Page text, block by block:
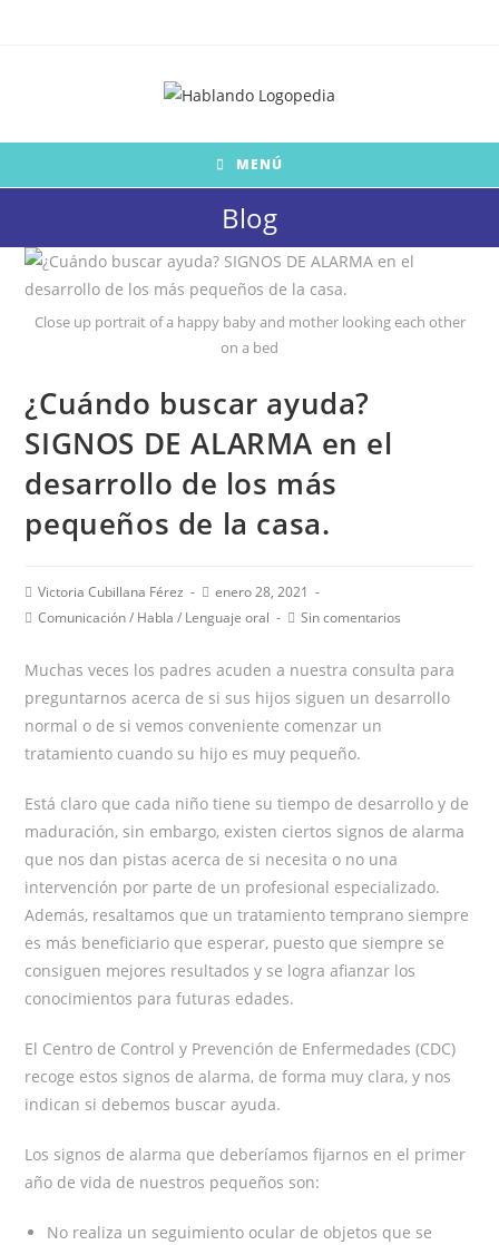
MENÚ
Blog
Close up portrait of a happy baby and mother looking each other
on a bed
¿Cuándo buscar ayuda?
SIGNOS DE ALARMA en el
desarrollo de los más
pequeños de la casa.
Autor
de
Victoria Cubillana Férez
Publicación
de
la
enero 28, 2021
Categoría
entrada:
Comunicación / Habla / Lenguaje oral
Comentarios
entrada:
Sin comentarios
Muchas veces los padres acuden a nuestra consulta para
preguntarnos acerca de si sus hijos siguen un desarrollo
normal o de si vemos conveniente comenzar un
tratamiento cuando su hijo es muy pequeño.
Está claro que cada niño tiene su tiempo de desarrollo y de
maduración, sin embargo, existen ciertos signos de alarma
que nos dan pistas acerca de si necesita o no una
intervención por parte de un profesional especializado.
Además, resaltamos que un tratamiento temprano siempre
es más beneficiario que esperar, puesto que siempre se
consiguen mejores resultados y se logra afianzar los
conocimientos para futuras edades.
El Centro de Control y Prevención de Enfermedades (CDC)
recoge estos signos de alarma, de forma muy clara, y nos
indican si debemos buscar ayuda.
Los signos de alarma que deberíamos fijarnos en el primer
año de vida de nuestros pequeños son:
No realiza un seguimiento ocular de objetos que se